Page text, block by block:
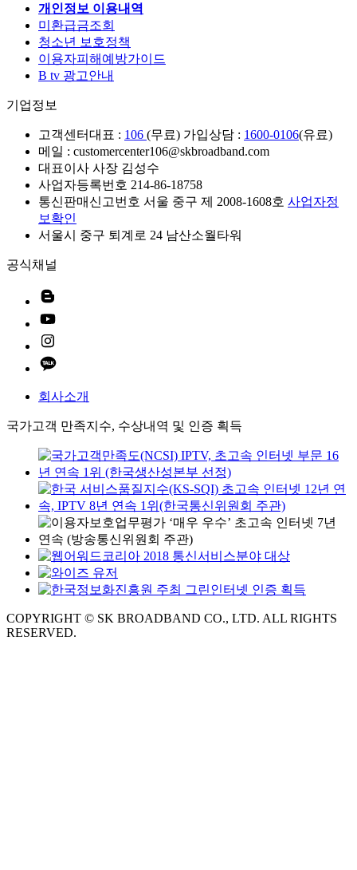
개인정보 이용내역
미환급금조회
청소년 보호정책
이용자피해예방가이드
B tv 광고안내
기업정보
고객센터대표 : 106 (무료) 가입상담 : 1600-0106(유료)
메일 : customercenter106@skbroadband.com
대표이사 사장 김성수
사업자등록번호 214-86-18758
통신판매신고번호 서울 중구 제 2008-1608호 사업자정
보확인
서울시 중구 퇴계로 24 남산소월타워
공식채널
회사소개
국가고객 만족지수, 수상내역 및 인증 획득
COPYRIGHT © SK BROADBAND CO., LTD. ALL RIGHTS
RESERVED.